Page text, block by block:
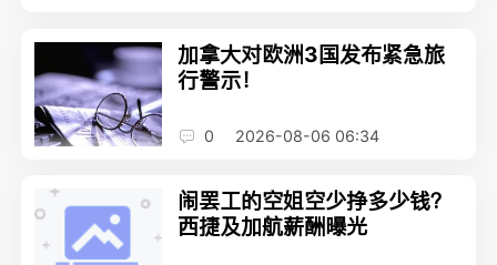
加拿大对欧洲3国发布紧急旅
行警示！
0 2026-08-06 06:34
闹罢工的空姐空少挣多少钱？
西捷及加航薪酬曝光